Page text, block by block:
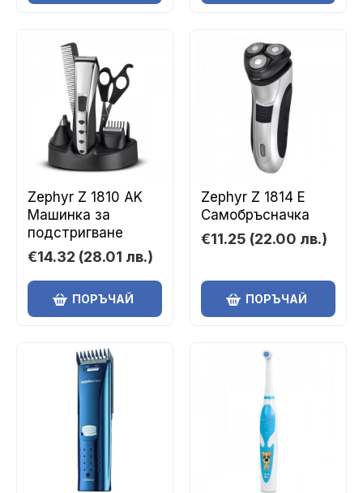
Zephyr Z 1810 AK
Машинка за
подстригване
€14.32 (28.01 лв.)
ПОРЪЧАЙ
Zephyr Z 1814 Е
Самобръсначка
€11.25 (22.00 лв.)
ПОРЪЧАЙ